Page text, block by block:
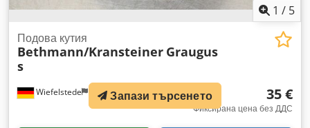
1 / 5
Wiefelstede 1 736 km
Подова кутия
Bethmann/Kransteiner Graugus
s
35 €
Фиксирана цена без ДДС
Запази търсенето